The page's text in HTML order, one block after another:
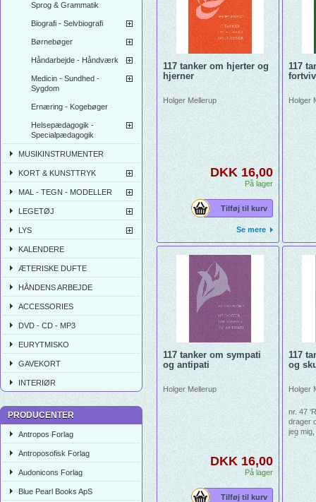
Sprog & Grammatik
Biografi - Selvbiografi
Børnebøger
Håndarbejde - Håndværk
Medicin - Sundhed -
Sygdom
Ernæring - Kogebøger
Helsepædagogik -
Specialpædagogik
MUSIKINSTRUMENTER
KORT & KUNSTTRYK
MAL - TEGN - MODELLER
LEGETØJ
LYS
KALENDERE
ÆTERISKE DUFTE
HÅNDENS ARBEJDE
ACCESSORIES
DVD - CD - MP3
EURYTMISKO
GAVEKORT
INTERIØR
PRODUCENTER
Antropos Forlag
Antroposofisk Forlag
Audonicons Forlag
Blue Pearl Books ApS
117 tanker om hjerter og
hjerner
Holger Mellerup
DKK 16,00
På lager
Tilføj til kurv
Se mere
117
Holger
117 tanker om sympati
og antipati
Holger Mellerup
DKK 16,00
På lager
Tilføj til kurv
117
og
Holger
nr. 47
drager
jeg